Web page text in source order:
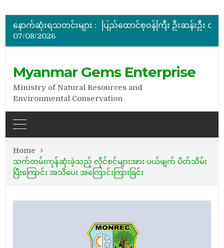
နောက်ဆုံးရသတင်းများ :
အိတ်ဖွင့်တင်ဒါခေါ်ယူခြင်း
07/08/2026
Myanmar Gems Enterprise
Ministry of Natural Resources and
Environmental Conservation
Home
သက်တမ်းကုန်ဆုံးခဲ့သည့် လိုင်စင်များအား ပယ်ဖျက် ပိတ်သိမ်း
ပြီးကြောင်း အသိပေး အကြောင်းကြားခြင်း